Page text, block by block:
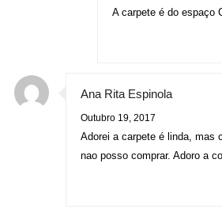
A carpete é do espaço
Ana Rita Espinola
Outubro 19, 2017
Adorei a carpete é linda, mas
nao posso comprar. Adoro a